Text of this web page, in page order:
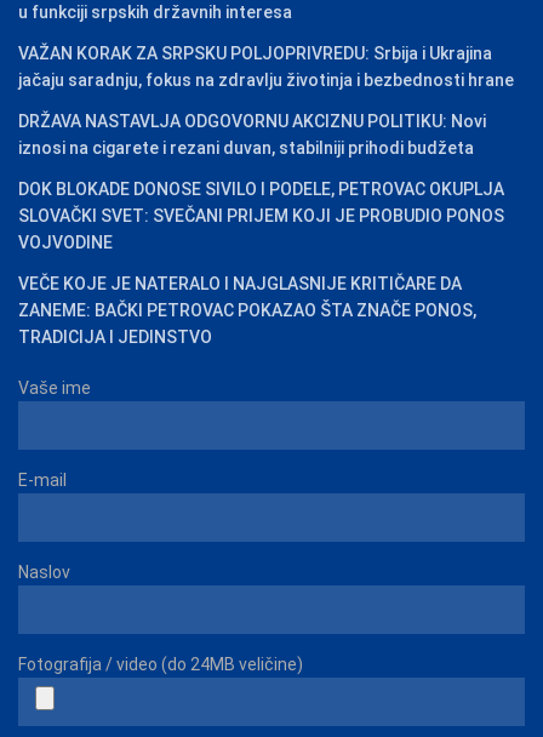
u funkciji srpskih državnih interesa
VAŽAN KORAK ZA SRPSKU POLJOPRIVREDU: Srbija i Ukrajina
jačaju saradnju, fokus na zdravlju životinja i bezbednosti hrane
DRŽAVA NASTAVLJA ODGOVORNU AKCIZNU POLITIKU: Novi
iznosi na cigarete i rezani duvan, stabilniji prihodi budžeta
DOK BLOKADE DONOSE SIVILO I PODELE, PETROVAC OKUPLJA
SLOVAČKI SVET: SVEČANI PRIJEM KOJI JE PROBUDIO PONOS
VOJVODINE
VEČE KOJE JE NATERALO I NAJGLASNIJE KRITIČARE DA
ZANEME: BAČKI PETROVAC POKAZAO ŠTA ZNAČE PONOS,
TRADICIJA I JEDINSTVO
Vaše ime
E-mail
Naslov
Fotografija / video (do 24MB veličine)